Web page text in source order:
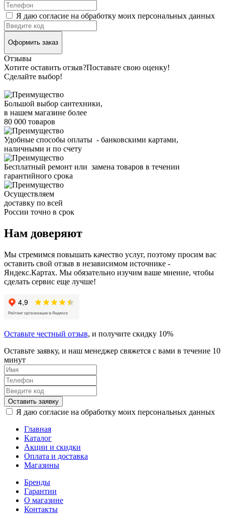
Я даю согласие на обработку моих персональных данных
Оформить заказ
Отзывы
Хотите оставить отзыв?Поставьте свою оценку!
Сделайте выбор!
Большой выбор сантехники,
в нашем магазине более
80 000 товаров
Удобные способы оплаты - банковскими картами,
наличными и по счету
Бесплатный ремонт или замена товаров в течении
гарантийного срока
Осуществляем
доставку по всей
России точно в срок
Нам доверяют
Мы стремимся повышать качество услуг, поэтому просим вас
оставить свой отзыв в независимом источнике -
Яндекс.Картах. Мы обязательно изучим ваше мнение, чтобы
сделать сервис еще лучше!
Оставьте честный отзыв, и получите скидку 10%
Оставьте заявку, и наш менеджер свяжется с вами в течение 10
минут
Оставить заявку
Я даю согласие на обработку моих персональных данных
Главная
Каталог
Акции и скидки
Оплата и доставка
Магазины
Бренды
Гарантии
О магазине
Контакты